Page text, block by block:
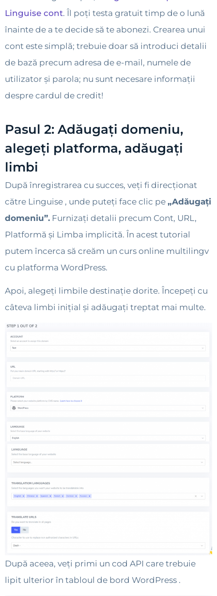
Linguise cont. Îl poți testa gratuit timp de o lună
înainte de a te decide să te abonezi. Crearea unui
cont este simplă; trebuie doar să introduci detalii
de bază precum adresa de e-mail, numele de
utilizator și parola; nu sunt necesare informații
despre cardul de credit!
Pasul 2: Adăugați domeniu,
alegeți platforma, adăugați
limbi
După înregistrarea cu succes, veți fi direcționat
către Linguise , unde puteți face clic pe „Adăugați
domeniu”. Furnizați detalii precum Cont, URL,
Platformă și Limba implicită. În acest tutorial
putem încerca să creăm un curs online multilingv
cu platforma WordPress.
Apoi, alegeți limbile destinație dorite. Începeți cu
câteva limbi inițial și adăugați treptat mai multe.
După aceea, veți primi un cod API care trebuie
lipit ulterior în tabloul de bord WordPress .